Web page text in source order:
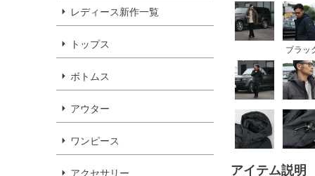
レディース新作一覧
トップス
ボトムス
アウター
ワンピース
アクセサリー
ブラッ
アイテム説明